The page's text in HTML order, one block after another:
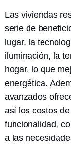
Las viviendas
serie de
lugar, la
iluminación, la
hogar, lo que
energética.
avanzados
así los costos
funcionalidad,
a las